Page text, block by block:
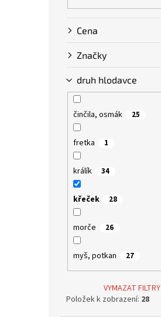
Cena
Značky
druh hlodavce
činčila, osmák 25
fretka 1
králík 34
křeček 28
morče 26
myš, potkan 27
VYMAZAT FILTRY
Položek k zobrazení: 28